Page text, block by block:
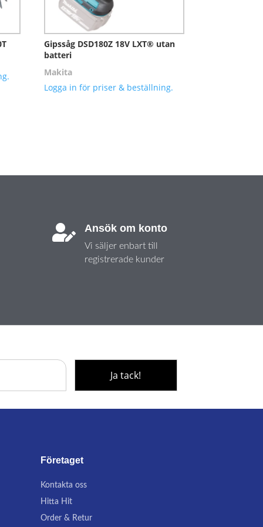
Gipssåg DSD180Z 18V LXT® utan
batteri
Makita
Logga in för priser & beställning.
 Ansök om konto
Vi säljer enbart till
registrerade kunder
Företaget
Kontakta oss
Hitta Hit
Order & Retur